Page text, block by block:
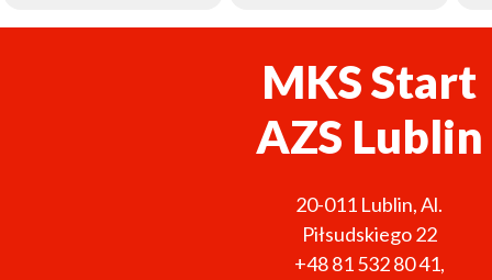
MKS Start
AZS Lublin
20-011 Lublin,Al.
Piłsudskiego 22
+48 81 532 80 41,